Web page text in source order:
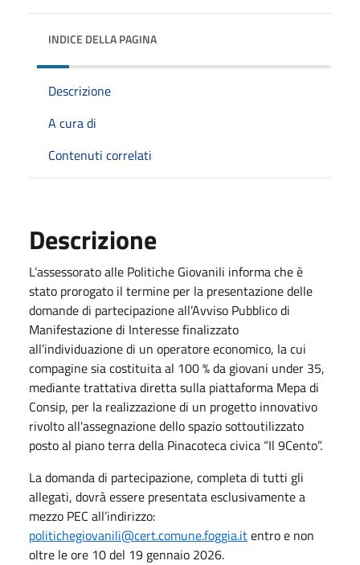
INDICE DELLA PAGINA
Descrizione
A cura di
Contenuti correlati
Descrizione
L’assessorato alle Politiche Giovanili informa che è
stato prorogato il termine per la presentazione delle
domande di partecipazione all’Avviso Pubblico di
Manifestazione di Interesse finalizzato
all’individuazione di un operatore economico, la cui
compagine sia costituita al 100 % da giovani under 35,
mediante trattativa diretta sulla piattaforma Mepa di
Consip, per la realizzazione di un progetto innovativo
rivolto all'assegnazione dello spazio sottoutilizzato
posto al piano terra della Pinacoteca civica “Il 9Cento”.
La domanda di partecipazione, completa di tutti gli
allegati, dovrà essere presentata esclusivamente a
mezzo PEC all’indirizzo:
politichegiovanili@cert.comune.foggia.itentro e non
oltre le ore 10 del 19 gennaio 2026.